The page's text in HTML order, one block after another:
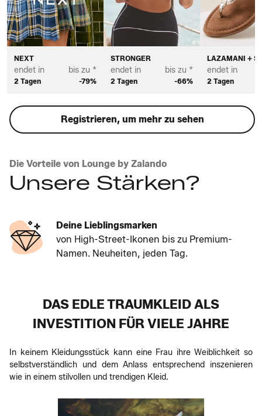
NEXT
endet in
2 Tagen
bis zu *
-79%
STRONGER
endet in
2 Tagen
bis zu *
-66%
LAZAMANI +
endet in
2 Tagen
Registrieren, um mehr zu sehen
Die Vorteile von Lounge by Zalando
Unsere Stärken?
Deine Lieblingsmarken
von High-Street-Ikonen bis zu Premium-
Namen. Neuheiten, jeden Tag.
DAS EDLE TRAUMKLEID ALS
INVESTITION FÜR VIELE JAHRE
In keinem Kleidungsstück kann eine Frau ihre Weiblichkeit so
selbstverständlich und dem Anlass entsprechend inszenieren
wie in einem stilvollen und trendigen Kleid.